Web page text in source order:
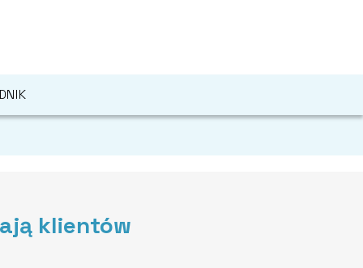
klientów